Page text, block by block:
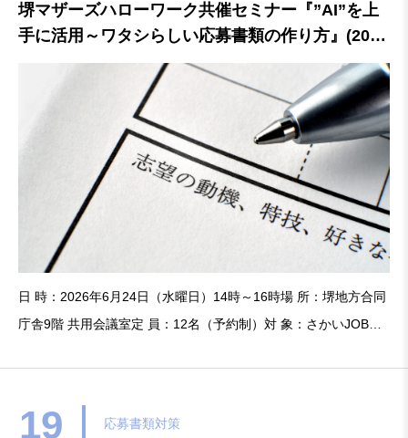
堺マザーズハローワーク共催セミナー『”AI”を上
手に活用～ワタシらしい応募書類の作り方』(2026
年6月24日）
日 時：2026年6月24日（水曜日）14時～16時場 所：堺地方合同
庁舎9階 共用会議室定 員：12名（予約制）対 象：さかいJOBス
19 応募書類対策